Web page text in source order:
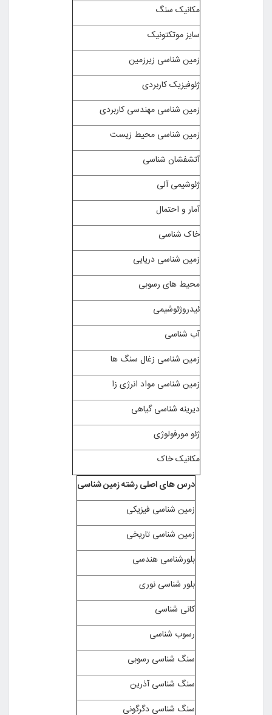
مکانیک سنگ
سایز موتکتونیک
زمین شناسی زیرزمین
ژئوفیزیک کاربردی
زمین شناسی مهندسی کاربردی
زمین شناسی محیط زیست
آتشفشان شناسی
ژئوشیمی آلی
آمار و احتمال
خاک شناسی
زمین شناسی دریایی
محیط های رسوبی
ئیدروژئوشیمی
آب شناسی
زمین شناسی زغال سنگ ها
زمین شناسی مواد انرژی زا
دیرینه شناسی گیاهی
ژئو مورفولوژی
مکانیک خاک
درس های اصلی رشته زمین شناسی
زمین شناسی فیزیکی
زمین شناسی تاریخی
بلورشناسی هندسی
بلور شناسی نوری
کانی شناسی
رسوب شناسی
سنگ شناسی رسوبی
سنگ شناسی آذرین
سنگ شناسی دگرگونی